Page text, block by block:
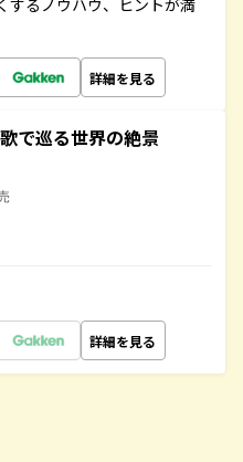
するノウハウ、ヒントが満
詳細を見る
で巡る世界の絶景
詳細を見る